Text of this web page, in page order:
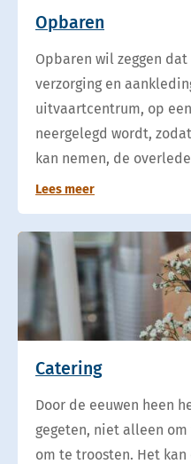
Opbaren
Opbaren wil zeggen
verzorging en
uitvaartcentrum, op
neergelegd wordt,
kan nemen, de
Lees meer
Catering
Door de eeuwen heen
gegeten, niet alleen
om te troosten. Het